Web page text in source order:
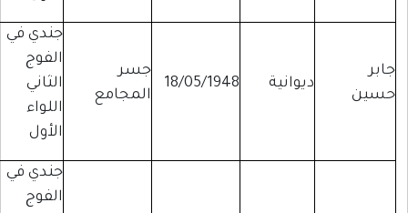
جندي في
الفوج
الثاني
اللواء
الأول
جسر
المجامع
18/05/1948 ديوانية
جابر
حسين
جندي في
الفوج